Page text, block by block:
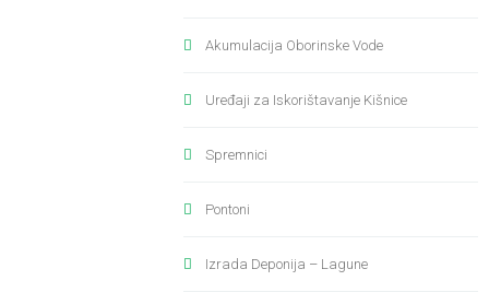
Akumulacija Oborinske Vode
Uređaji za Iskorištavanje Kišnice
Spremnici
Pontoni
Izrada Deponija – Lagune